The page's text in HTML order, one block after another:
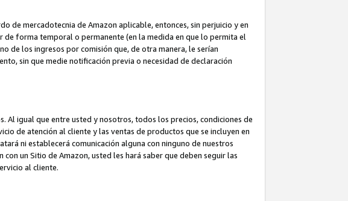
de mercadotecnia de Amazon aplicable, entonces, sin perjuicio y en
de forma temporal o permanente (en la medida en que lo permita el
de los ingresos por comisión que, de otra manera, le serían
sin que medie notificación previa o necesidad de declaración
Al igual que entre usted y nosotros, todos los precios, condiciones de
de atención al cliente y las ventas de productos que se incluyen en
ni establecerá comunicación alguna con ninguno de nuestros
un Sitio de Amazon, usted les hará saber que deben seguir las
al cliente.